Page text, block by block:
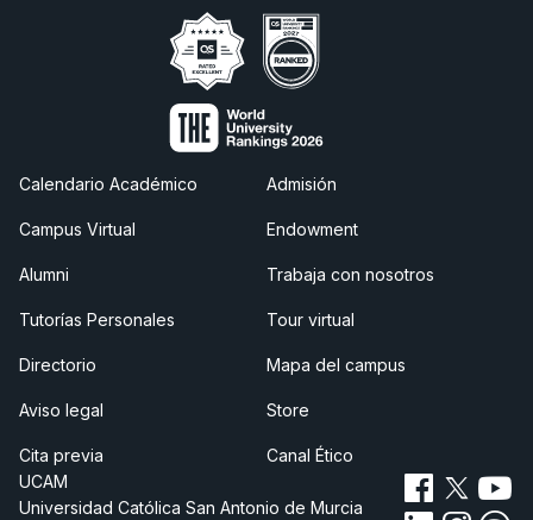
Calendario Académico
Campus Virtual
Alumni
Tutorías Personales
Directorio
Aviso legal
Cita previa
Admisión
Endowment
Trabaja con nosotros
Tour virtual
Mapa del campus
Store
Canal Ético
UCAM
Universidad Católica San Antonio de Murcia